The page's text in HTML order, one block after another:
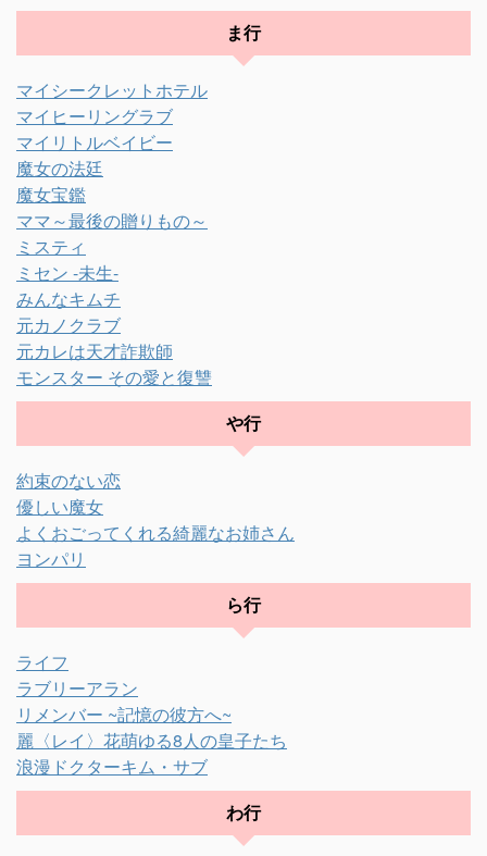
ま行
マイシークレットホテル
マイヒーリングラブ
マイリトルベイビー
魔女の法廷
魔女宝鑑
ママ～最後の贈りもの～
ミスティ
ミセン -未生-
みんなキムチ
元カノクラブ
元カレは天才詐欺師
モンスター その愛と復讐
や行
約束のない恋
優しい魔女
よくおごってくれる綺麗なお姉さん
ヨンパリ
ら行
ライフ
ラブリーアラン
リメンバー ~記憶の彼方へ~
麗〈レイ〉花萌ゆる8人の皇子たち
浪漫ドクターキム・サブ
わ行